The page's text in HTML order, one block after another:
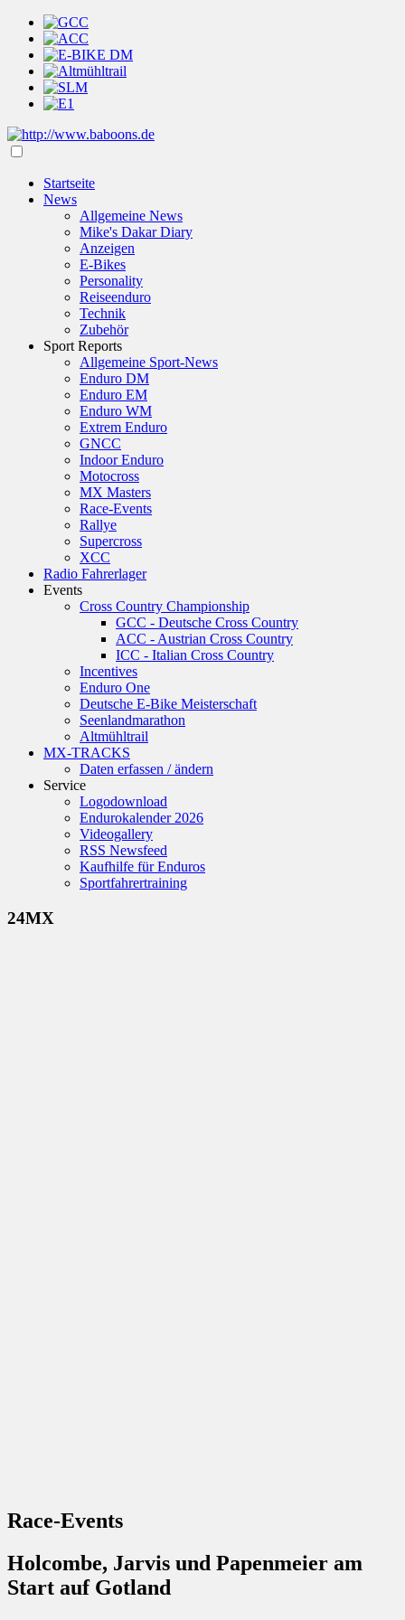
Startseite
News
Allgemeine News
Mike's Dakar Diary
Anzeigen
E-Bikes
Personality
Reiseenduro
Technik
Zubehör
Sport Reports
Allgemeine Sport-News
Enduro DM
Enduro EM
Enduro WM
Extrem Enduro
GNCC
Indoor Enduro
Motocross
MX Masters
Race-Events
Rallye
Supercross
XCC
Radio Fahrerlager
Events
Cross Country Championship
GCC - Deutsche Cross Country
ACC - Austrian Cross Country
ICC - Italian Cross Country
Incentives
Enduro One
Deutsche E-Bike Meisterschaft
Seenlandmarathon
Altmühltrail
MX-TRACKS
Daten erfassen / ändern
Service
Logodownload
Endurokalender 2026
Videogallery
RSS Newsfeed
Kaufhilfe für Enduros
Sportfahrertraining
24MX
Race-Events
Holcombe, Jarvis und Papenmeier am
Start auf Gotland